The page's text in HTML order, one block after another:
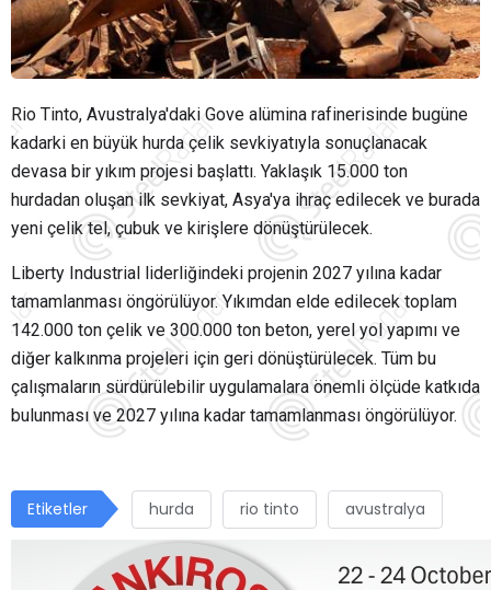
Rio Tinto, Avustralya'daki Gove alümina rafinerisinde bugüne
kadarki en büyük hurda çelik sevkiyatıyla sonuçlanacak
devasa bir yıkım projesi başlattı. Yaklaşık 15.000 ton
hurdadan oluşan ilk sevkiyat, Asya'ya ihraç edilecek ve burada
yeni çelik tel, çubuk ve kirişlere dönüştürülecek.
Liberty Industrial liderliğindeki projenin 2027 yılına kadar
tamamlanması öngörülüyor. Yıkımdan elde edilecek toplam
142.000 ton çelik ve 300.000 ton beton, yerel yol yapımı ve
diğer kalkınma projeleri için geri dönüştürülecek. Tüm bu
çalışmaların sürdürülebilir uygulamalara önemli ölçüde katkıda
bulunması ve 2027 yılına kadar tamamlanması öngörülüyor.
Etiketler hurda rio tinto avustralya